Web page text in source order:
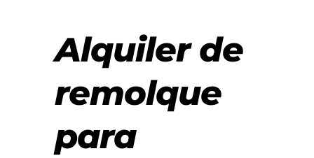
Alquiler de
remolque
para